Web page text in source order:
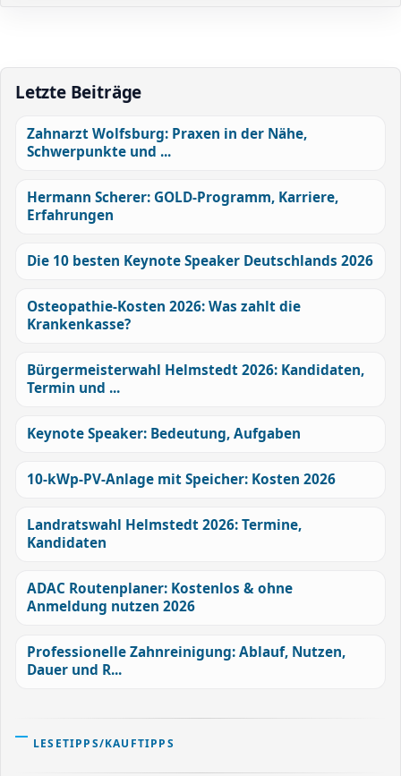
Letzte Beiträge
Zahnarzt Wolfsburg: Praxen in der Nähe,
Schwerpunkte und ...
Hermann Scherer: GOLD-Programm, Karriere,
Erfahrungen
Die 10 besten Keynote Speaker Deutschlands 2026
Osteopathie-Kosten 2026: Was zahlt die
Krankenkasse?
Bürgermeisterwahl Helmstedt 2026: Kandidaten,
Termin und ...
Keynote Speaker: Bedeutung, Aufgaben
10-kWp-PV-Anlage mit Speicher: Kosten 2026
Landratswahl Helmstedt 2026: Termine,
Kandidaten
ADAC Routenplaner: Kostenlos & ohne
Anmeldung nutzen 2026
Professionelle Zahnreinigung: Ablauf, Nutzen,
Dauer und R...
LESETIPPS/KAUFTIPPS